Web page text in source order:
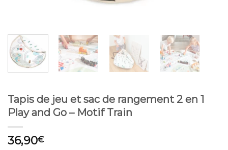
Tapis de jeu et sac de rangement 2 en 1
Play and Go – Motif Train
36,90€